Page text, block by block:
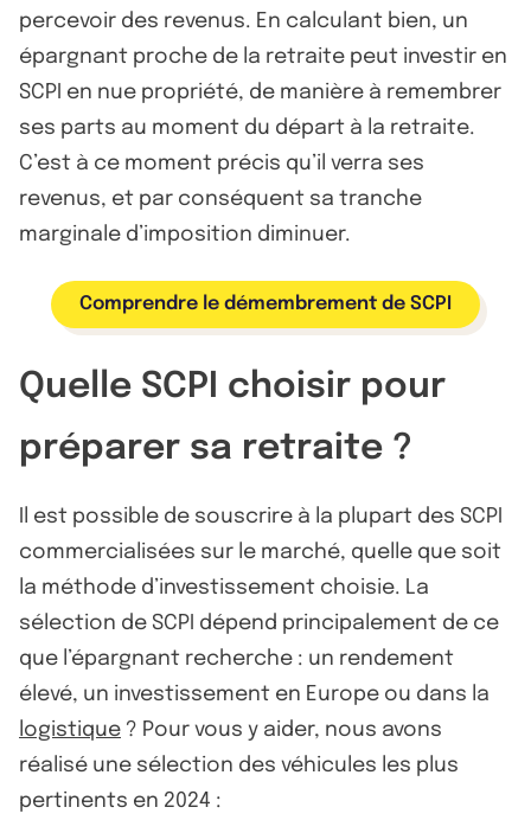
percevoir des revenus. En calculant bien, un
épargnant proche de la retraite peut investir en
SCPI en nue propriété, de manière à remembrer
ses parts au moment du départ à la retraite.
C’est à ce moment précis qu’il verra ses
revenus, et par conséquent sa tranche
marginale d’imposition diminuer.
Comprendre le démembrement de SCPI
Quelle SCPI choisir pour
préparer sa retraite ?
Il est possible de souscrire à la plupart des SCPI
commercialisées sur le marché, quelle que soit
la méthode d’investissement choisie. La
sélection de SCPI dépend principalement de ce
que l’épargnant recherche : un rendement
élevé, un investissement en Europe ou dans la
logistique ? Pour vous y aider, nous avons
réalisé une sélection des véhicules les plus
pertinents en 2024 :